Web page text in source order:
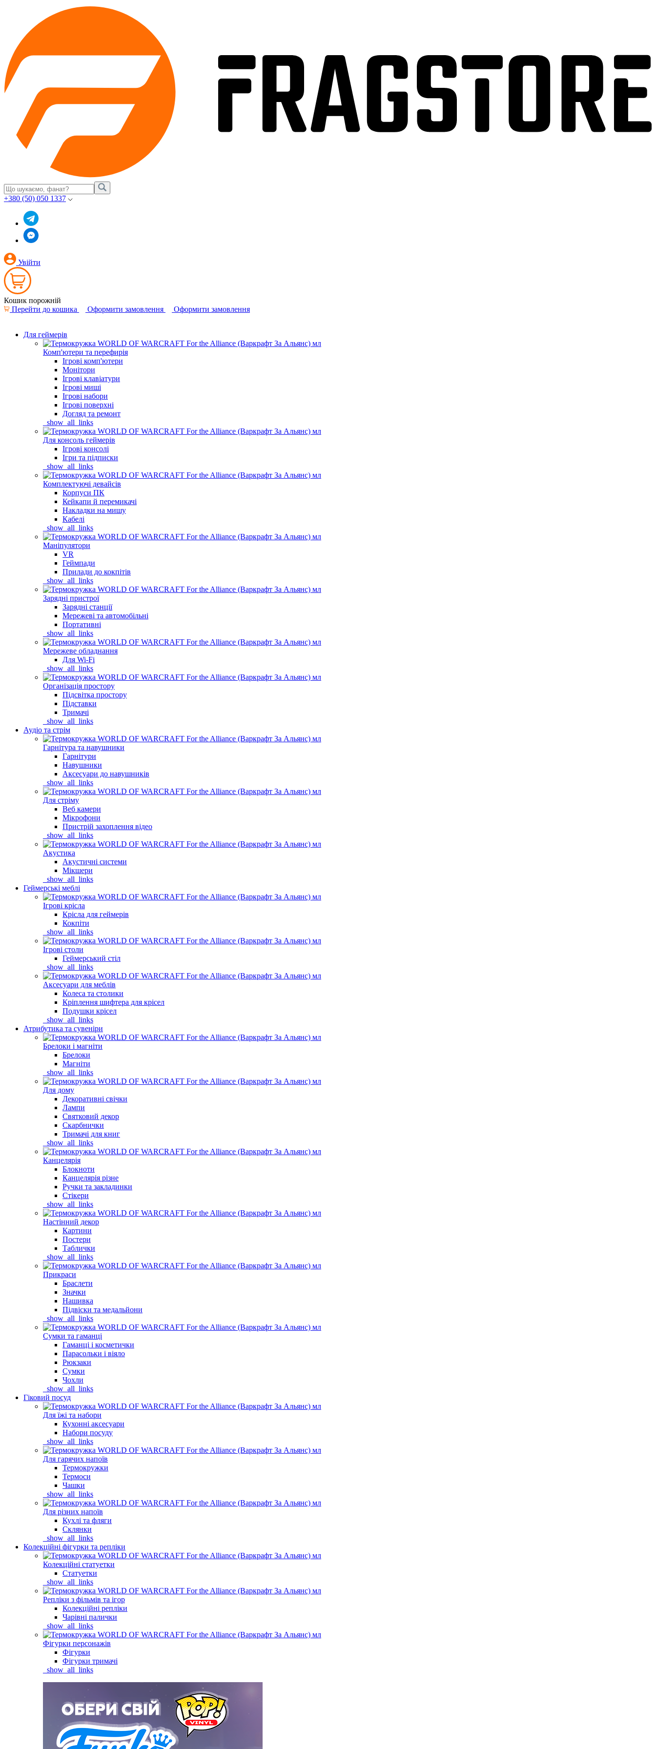
+380 (50) 050 1337
Увійти
Кошик порожній
Перейти до кошика
Оформити замовлення Оформити замовлення
Для геймерів
Комп'ютери та перефирія
Ігрові комп'ютери
Монітори
Ігрові клавіатури
Ігрові миші
Ігрові набори
Ігрові поверхні
Догляд та ремонт
_show_all_links
Для консоль геймерів
Ігрові консолі
Ігри та підписки
_show_all_links
Комплектуючі девайсів
Корпуси ПК
Кейкапи й перемикачі
Накладки на мишу
Кабелі
_show_all_links
Маніпулятори
VR
Геймпади
Прилади до кокпітів
_show_all_links
Зарядні пристрої
Зарядні станції
Мережеві та автомобільні
Портативні
_show_all_links
Мережеве обладнання
Для Wi-Fi
_show_all_links
Організація простору
Підсвітка простору
Підставки
Тримачі
_show_all_links
Аудіо та стрім
Гарнітура та навушники
Гарнітури
Навушники
Аксесуари до навушників
_show_all_links
Для стріму
Веб камери
Мікрофони
Пристрій захоплення відео
_show_all_links
Акустика
Акустичні системи
Мікшери
_show_all_links
Геймерські меблі
Ігрові крісла
Крісла для геймерів
Кокпіти
_show_all_links
Ігрові столи
Геймерський стіл
_show_all_links
Аксесуари для меблів
Колеса та столики
Кріплення шифтера для крісел
Подушки крісел
_show_all_links
Атрибутика та сувеніри
Брелоки і магніти
Брелоки
Магніти
_show_all_links
Для дому
Декоративні свічки
Лампи
Святковий декор
Скарбнички
Тримачі для книг
_show_all_links
Канцелярія
Блокноти
Канцелярія різне
Ручки та закладинки
Стікери
_show_all_links
Настінний декор
Картини
Постери
Таблички
_show_all_links
Прикраси
Браслети
Значки
Нашивка
Підвіски та медальйони
_show_all_links
Сумки та гаманці
Гаманці і косметички
Парасольки і віяло
Рюкзаки
Сумки
Чохли
_show_all_links
Гіковий посуд
Для їжі та набори
Кухонні аксесуари
Набори посуду
_show_all_links
Для гарячих напоїв
Термокружки
Термоси
Чашки
_show_all_links
Для різних напоїв
Кухлі та фляги
Склянки
_show_all_links
Колекційні фігурки та репліки
Колекційні статуетки
Статуетки
_show_all_links
Репліки з фільмів та ігор
Колекційні репліки
Чарівні палички
_show_all_links
Фігурки персонажів
Фігурки
Фігурки тримачі
_show_all_links